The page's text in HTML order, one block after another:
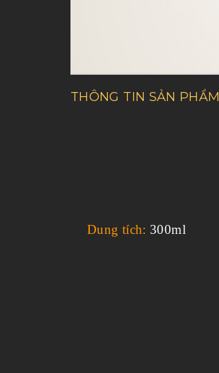
THÔNG TIN SẢN PHẨM
Dung tích: 300ml